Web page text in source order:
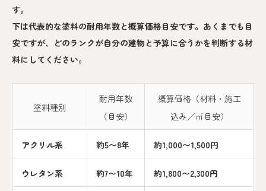
す。
下は代表的な塗料の耐用年数と概算価格目安です。あくまでも目
安ですが、どのランクが自分の建物と予算に合うかを判断する材
料にしてください。
塗料種別
耐用年数
（目安）
概算価格（材料・施工
込み／㎡目安）
アクリル系 約5〜8年 約1,000〜1,500円
ウレタン系 約7〜10年 約1,800〜2,300円